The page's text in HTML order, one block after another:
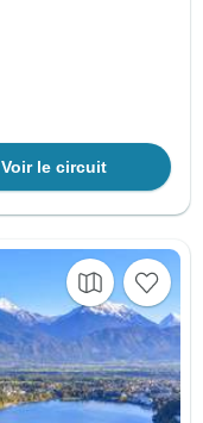
Voir le circuit